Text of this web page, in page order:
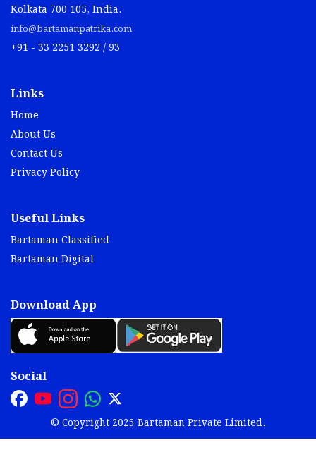
Kolkata 700 105, India.
info@bartamanpatrika.com
+91 - 33 2251 3292 / 93
Links
Home
About Us
Contact Us
Privacy Policy
Useful Links
Bartaman Classified
Bartaman Digital
Download App
Social
© Copyright 2025 Bartaman Private Limited.